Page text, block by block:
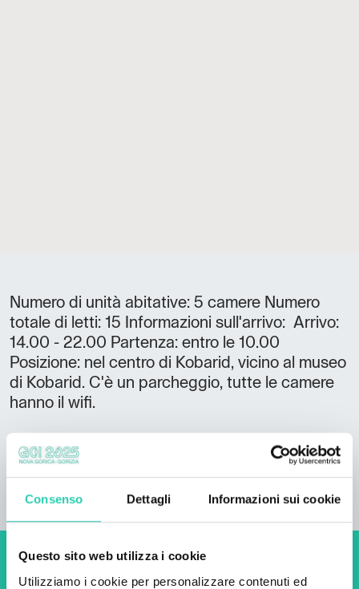
Consenso Dettagli Informazioni sui cookie
Questo sito web utilizza i cookie
Utilizziamo i cookie per personalizzare contenuti ed
Numero di unità abitative: 5 camere Numero
totale di letti: 15 Informazioni sull'arrivo: Arrivo:
14.00 - 22.00 Partenza: entro le 10.00
Posizione: nel centro di Kobarid, vicino al museo
di Kobarid. C'è un parcheggio, tutte le camere
hanno il wifi.
Non perderti i prossimi